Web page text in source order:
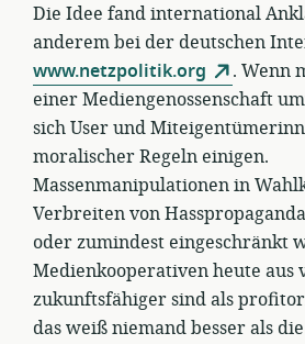
Die Idee fand international
anderem bei der deutschen
www.netzpolitik.org
. Wenn
einer Mediengenossenschaft
sich User und
moralischer Regeln einigen.
Massenmanipulationen in
Verbreiten von
oder zumindest eingeschränkt
Medienkooperativen heute aus
zukunftsfähiger sind als
das weiß niemand besser als